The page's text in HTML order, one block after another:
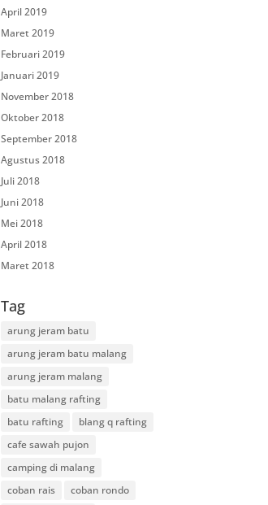
April 2019
Maret 2019
Februari 2019
Januari 2019
November 2018
Oktober 2018
September 2018
Agustus 2018
Juli 2018
Juni 2018
Mei 2018
April 2018
Maret 2018
Tag
arung jeram batu
arung jeram batu malang
arung jeram malang
batu malang rafting
batu rafting
blang q rafting
cafe sawah pujon
camping di malang
coban rais
coban rondo